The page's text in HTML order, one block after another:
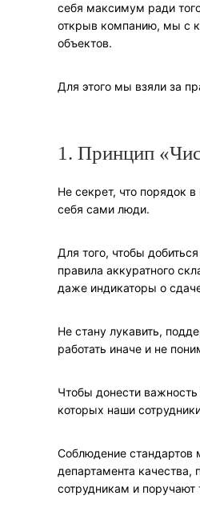
себя максимум ради
открыв компанию, мы с
объектов.
Для этого мы взяли за
1. Принцип
Не секрет, что порядок
себя сами люди.
Для того, чтобы
правила аккуратного
даже индикаторы о
Не стану лукавить,
работать иначе и не
Чтобы донести
которых наши
Соблюдение
департамента
сотрудникам и поручают